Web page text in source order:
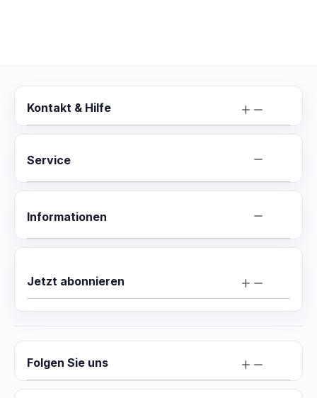
Kontakt & Hilfe
Service
Informationen
Jetzt abonnieren
Folgen Sie uns